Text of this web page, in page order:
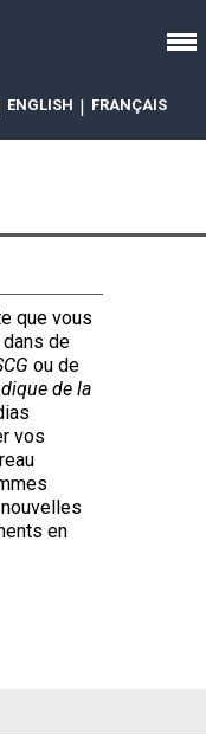
ENGLISH | FRANÇAIS
que vous
de
ou de
de la
vos
en